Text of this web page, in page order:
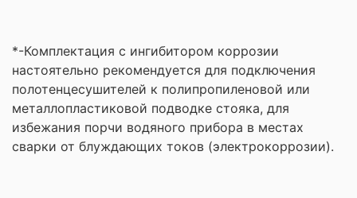
*-Комплектация с ингибитором коррозии
настоятельно рекомендуется для подключения
полотенцесушителей к полипропиленовой или
металлопластиковой подводке стояка, для
избежания порчи водяного прибора в местах
сварки от блуждающих токов (электрокоррозии).